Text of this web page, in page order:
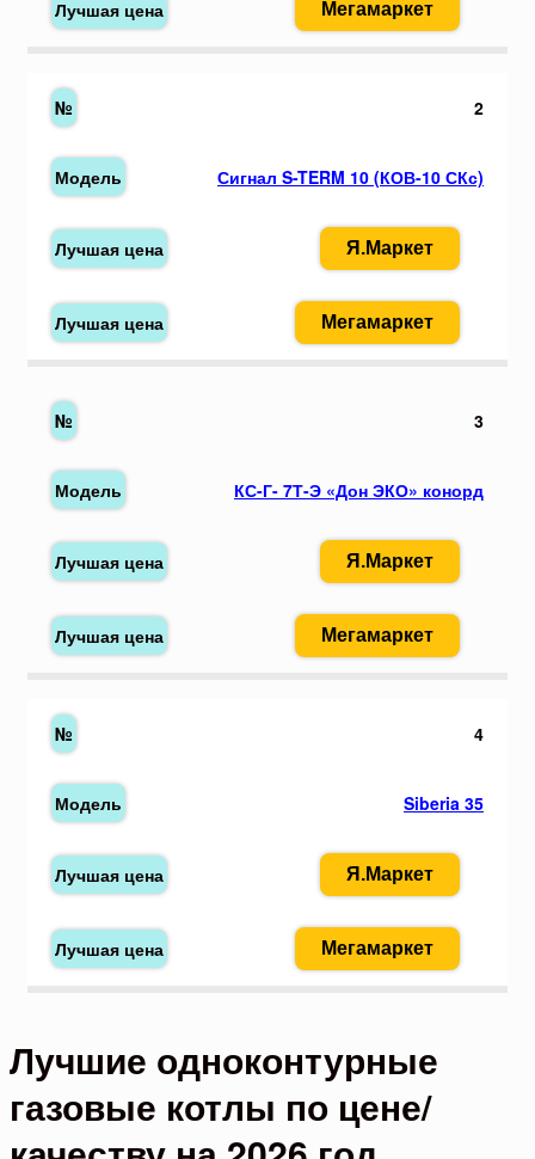
Мегамаркет
2
Сигнал S-TERM 10 (КОВ-10 СКс)
Я.Маркет
Мегамаркет
3
КС-Г- 7Т-Э «Дон ЭКО» конорд
Я.Маркет
Мегамаркет
4
Siberia 35
Я.Маркет
Мегамаркет
Лучшие одноконтурные
газовые котлы по цене/